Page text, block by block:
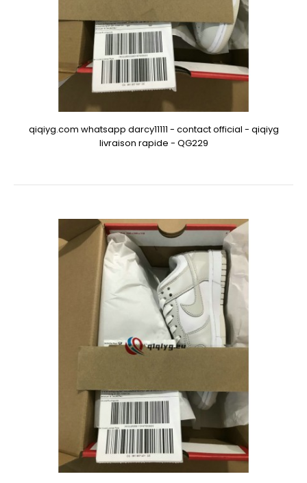
qiqiyg.com whatsapp darcy11111 - contact official - qiqiyg
livraison rapide - QG229